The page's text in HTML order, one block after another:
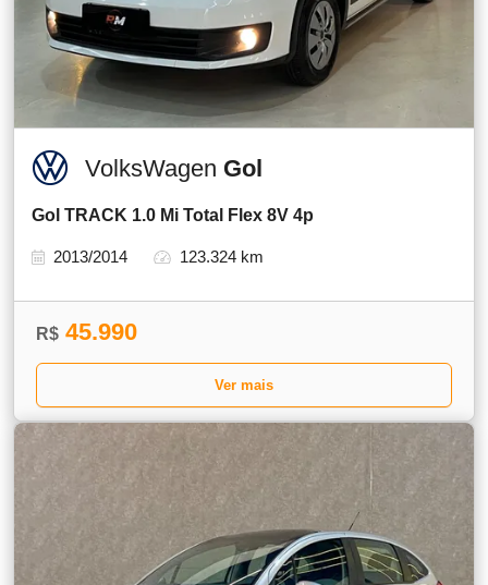
VolksWagen Gol
Gol TRACK 1.0 Mi Total Flex 8V 4p
2013/2014 123.324 km
R$ 45.990
Ver mais